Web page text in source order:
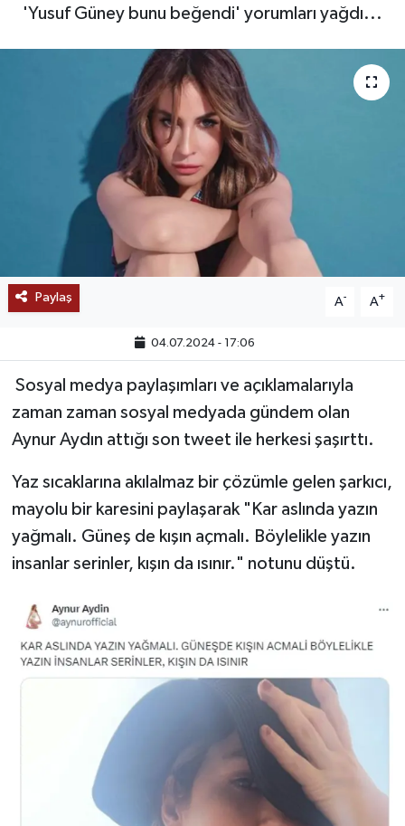
'Yusuf Güney bunu beğendi' yorumları yağdı...
Paylaş A- A+
04.07.2024 - 17:06
Sosyal medya paylaşımları ve açıklamalarıyla
zaman zaman sosyal medyada gündem olan
Aynur Aydın attığı son tweet ile herkesi şaşırttı.
Yaz sıcaklarına akılalmaz bir çözümle gelen şarkıcı,
mayolu bir karesini paylaşarak "Kar aslında yazın
yağmalı. Güneş de kışın açmalı. Böylelikle yazın
insanlar serinler, kışın da ısınır." notunu düştü.
MAGAZİN
KEŞFET
POPÜLER
DÜNYA
MEDYA
TEKNOLOJİ
YAŞAM
KÜLTÜR SANAT
Haber Arşivi